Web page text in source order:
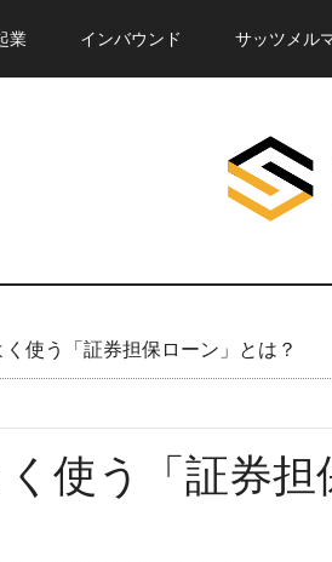
業 インバウンド サッツメル
使う「証券担保ローン」とは？
使う「証券担